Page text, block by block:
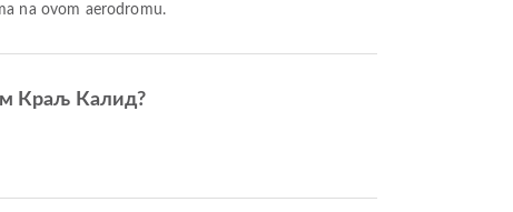
na ovom aerodromu.
Краљ Калид?